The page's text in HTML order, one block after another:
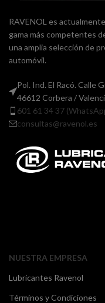
RAVENOL es
gama más competentes
una amplia selección de
automóvil.
Pol. Ind. El Racó. Calle
46612 Corbera /
601 61 34 37
consultas@ravenol.es
NUESTRA EMPRESA
Lubricantes Ravenol
Términos y Condiciones